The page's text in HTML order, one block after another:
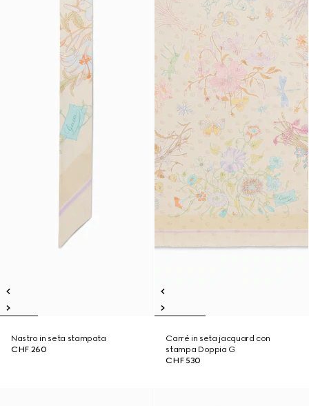
Nastro in seta stampata
CHF 260
Carré in seta jacquard con
stampa Doppia G
CHF 530